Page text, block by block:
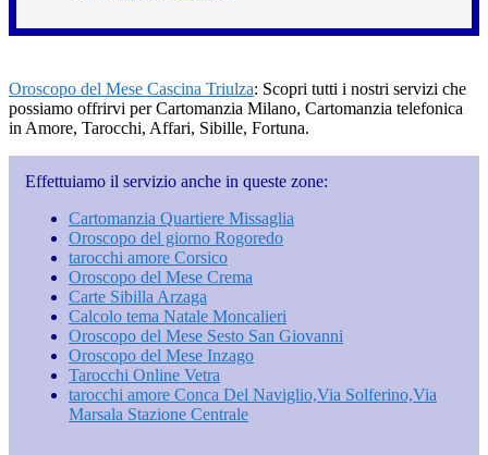
Oroscopo del Mese Cascina Triulza: Scopri tutti i nostri servizi che
possiamo offrirvi per Cartomanzia Milano, Cartomanzia telefonica
in Amore, Tarocchi, Affari, Sibille, Fortuna.
Effettuiamo il servizio anche in queste zone:
Cartomanzia Quartiere Missaglia
Oroscopo del giorno Rogoredo
tarocchi amore Corsico
Oroscopo del Mese Crema
Carte Sibilla Arzaga
Calcolo tema Natale Moncalieri
Oroscopo del Mese Sesto San Giovanni
Oroscopo del Mese Inzago
Tarocchi Online Vetra
tarocchi amore Conca Del Naviglio​,Via Solferino,Via
Marsala​ Stazione Centrale